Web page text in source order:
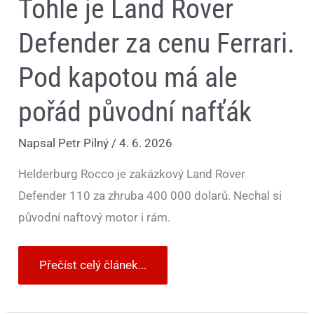
Tohle je Land Rover
Defender za cenu Ferrari.
Pod kapotou má ale
pořád původní nafťák
Napsal Petr Pilný /4. 6. 2026
Helderburg Rocco je zakázkový Land Rover
Defender 110 za zhruba 400 000 dolarů. Nechal si
původní naftový motor i rám.
Přečíst celý článek...